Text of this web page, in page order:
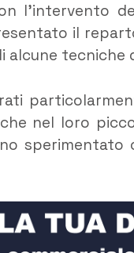
l’intervento
il
alcune tecniche
nel loro